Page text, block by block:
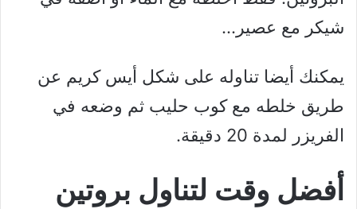
شيكر مع عصير…
يمكنك أيضا تناوله على شكل أيس كريم عن
طريق خلطه مع كوب حليب ثم وضعه في
الفريزر لمدة 20 دقيقة.
أفضل وقت لتناول بروتين